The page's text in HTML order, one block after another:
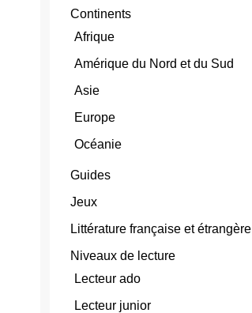
Continents
Afrique
Amérique du Nord et du Sud
Asie
Europe
Océanie
Guides
Jeux
Littérature française et étrangère
Niveaux de lecture
Lecteur ado
Lecteur junior